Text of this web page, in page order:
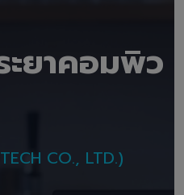
ยาคอมพิว
CO., LTD.)